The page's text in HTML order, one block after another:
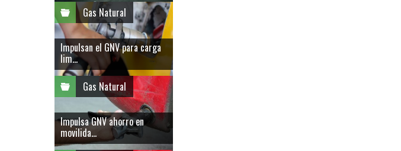
Gas Natural
Impulsan el GNV para carga
lim...
Gas Natural
Impulsa GNV ahorro en
movilida...